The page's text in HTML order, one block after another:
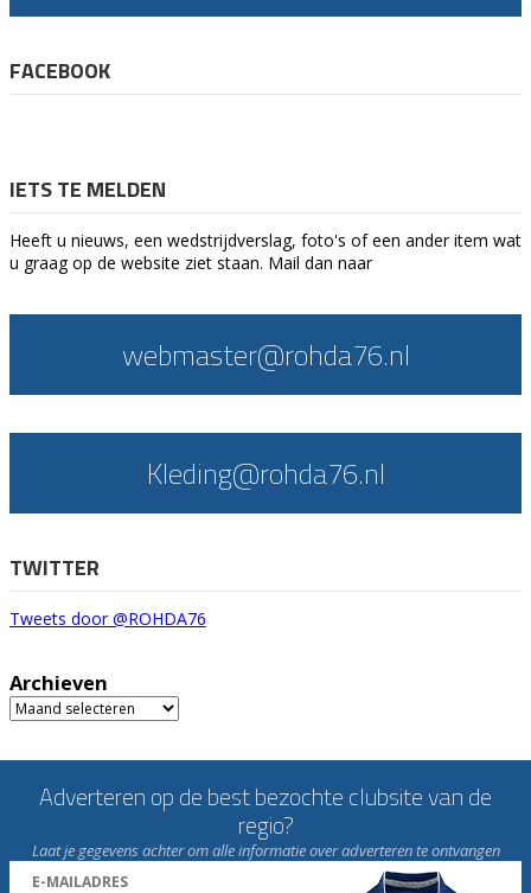
FACEBOOK
IETS TE MELDEN
Heeft u nieuws, een wedstrijdverslag, foto's of een ander item wat
u graag op de website ziet staan. Mail dan naar
webmaster@rohda76.nl
Kleding@rohda76.nl
TWITTER
Tweets door @ROHDA76
Archieven
Archieven
Adverteren op de best bezochte clubsite van de
regio?
Laat je gegevens achter om alle informatie over adverteren te ontvangen